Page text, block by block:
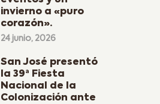
invierno a «puro
corazón».
24 junio, 2026
San José presentó
la 39ª Fiesta
Nacional de la
Colonización ante